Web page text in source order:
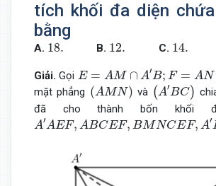
tích khối đa diện
bằng
A. 18.
18. B. 12.
12. C. 14.
14.
Giải.Gọi E = AM ∩ A′B; F = AN
E= ∩A′ =AN ∩A
mặt phẳng (AMN)
(AMN) và (A′BC)
(A′BC )
đã cho thành bốn khối
A′AEF, ABCEF, BMNCEF, A′
A′A EF,AB C EF,BMN CEF,A′B ′C′ME F